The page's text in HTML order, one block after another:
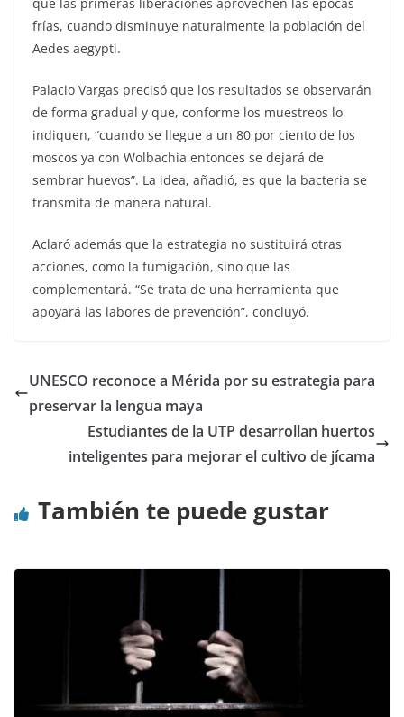
frías, cuando disminuye naturalmente la población del
Aedes aegypti.
Palacio Vargas precisó que los resultados se observarán
de forma gradual y que, conforme los muestreos lo
indiquen, “cuando se llegue a un 80 por ciento de los
moscos ya con Wolbachia entonces se dejará de
sembrar huevos”. La idea, añadió, es que la bacteria se
transmita de manera natural.
Aclaró además que la estrategia no sustituirá otras
acciones, como la fumigación, sino que las
complementará. “Se trata de una herramienta que
apoyará las labores de prevención”, concluyó.
UNESCO reconoce a Mérida por su estrategia para
preservar la lengua maya
Estudiantes de la UTP desarrollan huertos
inteligentes para mejorar el cultivo de jícama
También te puede gustar